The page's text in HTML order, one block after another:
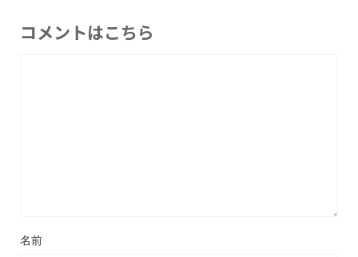
コメントはこちら
名前